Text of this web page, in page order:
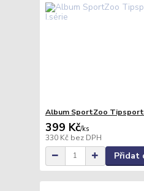
Album SportZoo Tipsport
399 Kč/ks
330 Kč bez DPH
Přidat